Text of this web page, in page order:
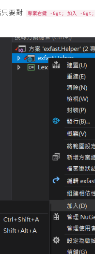
要對 專案右鍵 -&gt; 加入 -